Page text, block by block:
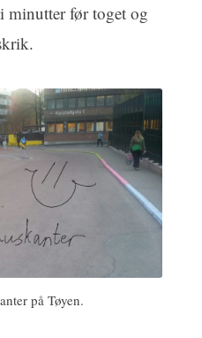
minutter før toget og
på Tøyen.